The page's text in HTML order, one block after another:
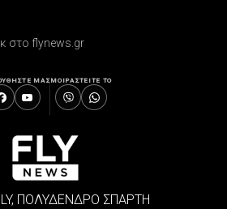
στο flynews.gr
ΜΑΣΜΟΙΡΑΣΤΕΙΤΕ ΤΟ
ΠΟΛΥΔΕΝΔΡΟ ΣΠΑΡΤΗ